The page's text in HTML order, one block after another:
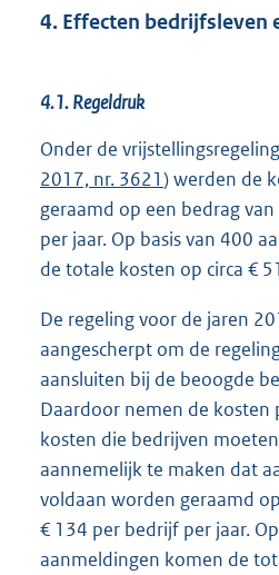
4. Effecten bedrijfsleven
4.1. Regeldruk
Onder de
2017, nr. 3621) werden de
geraamd op een bedrag
per jaar. Op basis van 400
de totale kosten op circa €
De regeling voor de jaren
aangescherpt om de
aansluiten bij de beoogde
Daardoor nemen de kosten
kosten die bedrijven
aannemelijk te maken dat
voldaan worden geraamd
€ 134 per bedrijf per jaar.
aanmeldingen komen de